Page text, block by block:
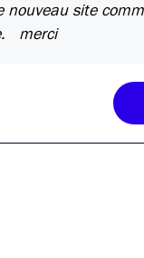
site
merci